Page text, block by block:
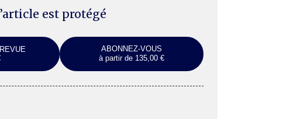
est protégé
ABONNEZ-VOUS
à partir de 135,00 €